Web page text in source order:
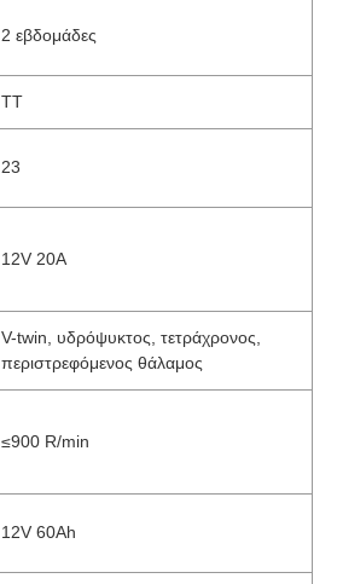
2 εβδομάδες
TT
23
12V 20A
V-twin, υδρόψυκτος, τετράχρονος,
περιστρεφόμενος θάλαμος
≤900 R/min
12V 60Ah